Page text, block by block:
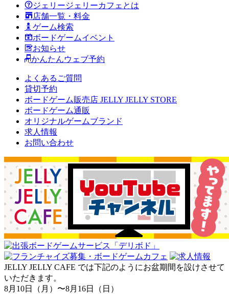
ジェリージェリーカフェとは
店舗一覧・料金
ゲーム検索
ボードゲームイベント
お知らせ
かんたんウェブ予約
よくあるご質問
貸切予約
ボードゲーム販売店 JELLY JELLY STORE
ボードゲーム通販
オリジナルゲームブランド
求人情報
お問い合わせ
JELLY JELLY CAFE では下記のようにお盆期間を設けさせて
いただきます。
8月10日（月）〜8月16日（日）